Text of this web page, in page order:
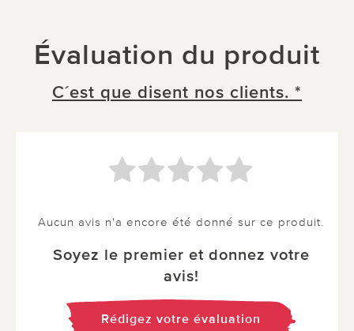
Évaluation du produit
C´est que disent nos clients. *
Aucun avis n'a encore été donné sur ce produit.
Soyez le premier et donnez votre
avis!
Rédigez votre évaluation